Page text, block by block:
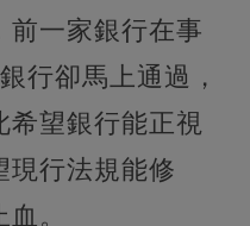
前一家銀行在事
行卻馬上通過，
望銀行能正視
現行法規能修
。